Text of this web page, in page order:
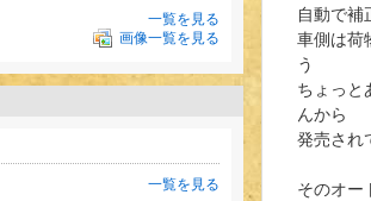
自動で補
車側は荷
う
ちょっと
んから
発売され
そのオー
一覧を見る
画像一覧を見る
一覧を見る